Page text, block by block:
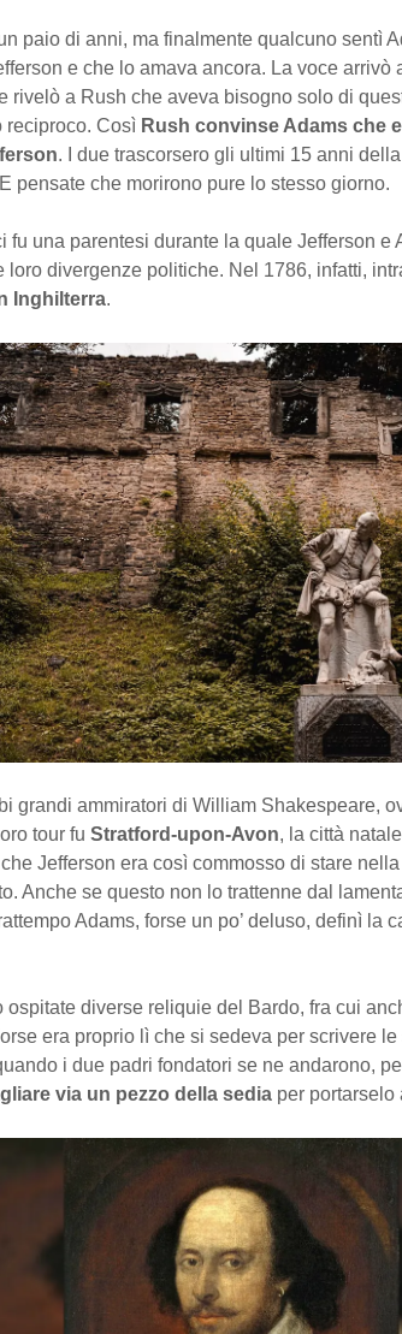
paio di anni, ma finalmente qualcuno sentì
e che lo amava ancora. La voce arrivò
rivelò a Rush che aveva bisogno solo di
reciproco. Così Rush convinse Adams che
. I due trascorsero gli ultimi 15 anni
pensate che morirono pure lo stesso giorno.
fu una parentesi durante la quale Jefferson e
loro divergenze politiche. Nel 1786, infatti,
Inghilterra.
grandi ammiratori di William Shakespeare,
tour fu Stratford-upon-Avon, la città
Jefferson era così commosso di stare nella
Anche se questo non lo trattenne dal
Adams, forse un po’ deluso, definì la
ospitate diverse reliquie del Bardo, fra cui
era proprio lì che si sedeva per scrivere
i due padri fondatori se ne andarono,
via un pezzo della sedia per portarselo